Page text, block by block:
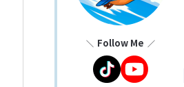
Follow Me